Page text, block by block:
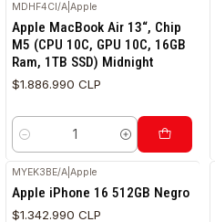
MDHF4CI/A |Apple
Apple MacBook Air 13“, Chip
M5 (CPU 10C, GPU 10C, 16GB
Ram, 1TB SSD) Midnight
$1.886.990 CLP
Cantidad
MYEK3BE/A |Apple
Apple iPhone 16 512GB Negro
$1.342.990 CLP